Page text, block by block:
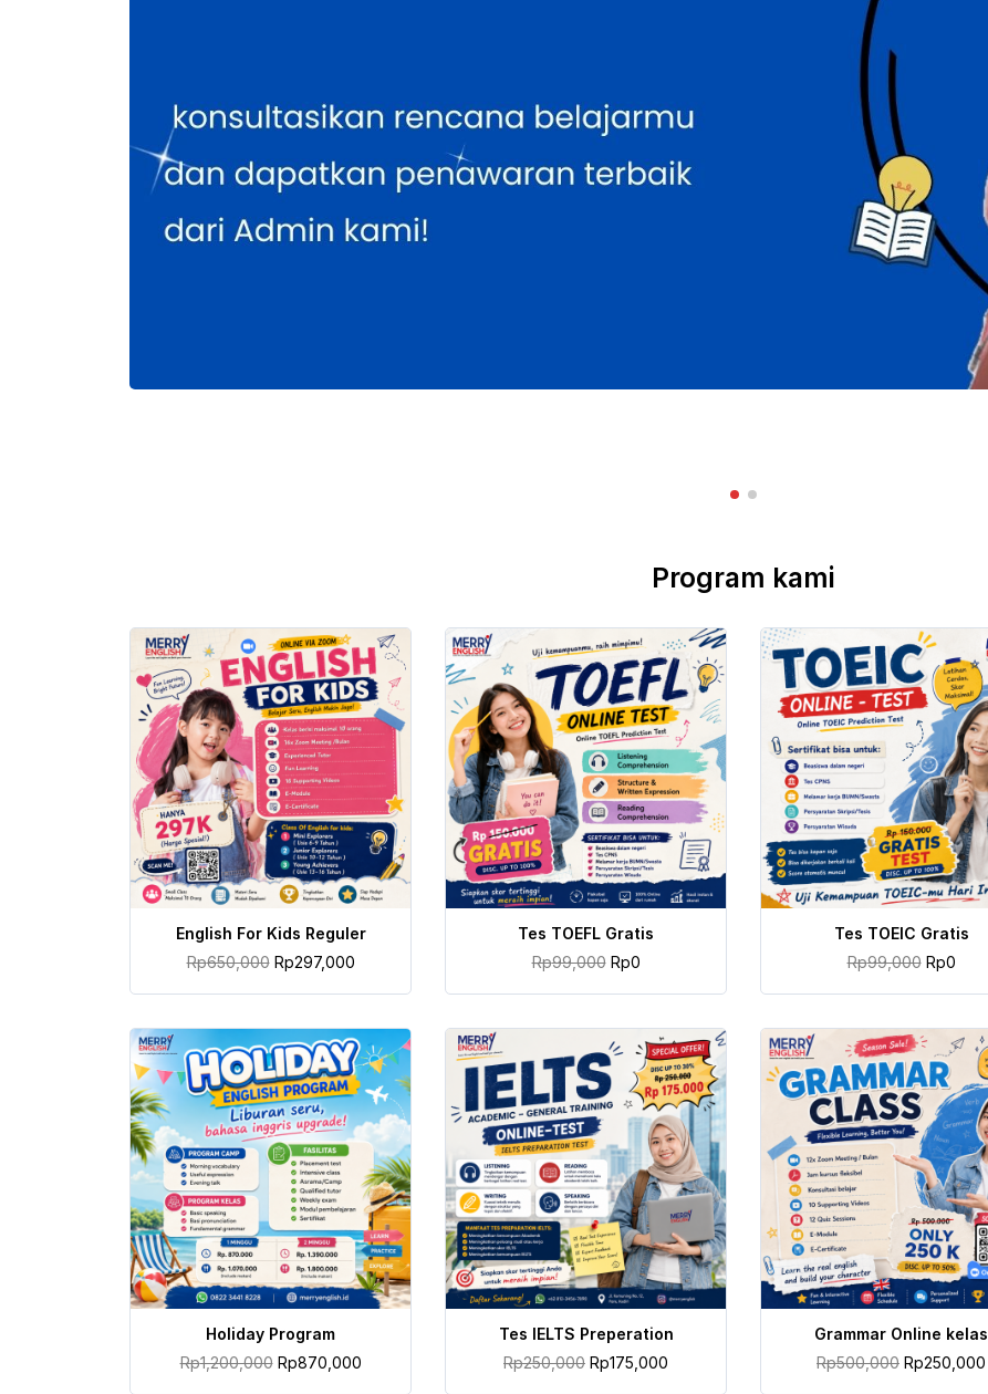
Program kami
TAMBAH KE KERANJANG
English For Kids Reguler
Rp650,000 Rp297,000
TAMBAH KE KERANJANG
Tes TOEFL Gratis
Rp99,000 Rp0
TAMBAH KE KERANJANG
Tes TOEIC Gratis
Rp99,000 Rp0
TAMBAH KE KERANJANG
Holiday Program
Rp1,200,000 Rp870,000
TAMBAH KE KERANJANG
Tes IELTS Preperation
Rp250,000 Rp175,000
TAMBAH KE KERANJANG
Grammar Online kelas
Rp500,000 Rp250,000